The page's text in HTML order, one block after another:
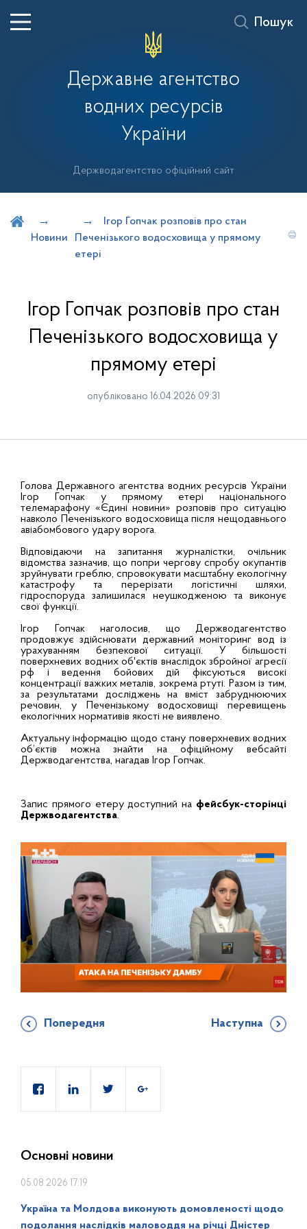
Державне агентство
водних ресурсів
України
Держводагентство офіційний сайт
Пошук
Новини
Ігор Гопчак розповів про стан
Печенізького водосховища у прямому
етері
Ігор Гопчак розповів про стан
Печенізького водосховища у
прямому етері
опубліковано 16.04.2026 09:31
Голова Державного агентства водних ресурсів України
Ігор Гопчак у прямому етері національного
телемарафону «Єдині новини» розповів про ситуацію
навколо Печенізького водосховища після нещодавнього
авіабомбового удару ворога.
Відповідаючи на запитання журналістки, очільник
відомства зазначив, що попри чергову спробу окупантів
зруйнувати греблю, спровокувати масштабну екологічну
катастрофу та перерізати логістичні шляхи,
гідроспоруда залишилася неушкодженою та виконує
свої функції.
Ігор Гопчак наголосив, що Держводагентство
продовжує здійснювати державний моніторинг вод із
урахуванням безпекової ситуації. У більшості
поверхневих водних об'єктів внаслідок збройної агресії
рф і ведення бойових дій фіксуються високі
концентрації важких металів, зокрема ртуті. Разом із тим,
за результатами досліджень на вміст забруднюючих
речовин, у Печенізькому водосховищі перевищень
екологічних нормативів якості не виявлено.
Актуальну інформацію щодо стану поверхневих водних
об’єктів можна знайти на офіційному вебсайті
Держводагентства, нагадав Ігор Гопчак.
Запис прямого етеру доступний на фейсбук-сторінці
Держводагентства.
Попередня Наступна
Основні новини
05.08.2026 17:19
Україна та Молдова виконують домовленості щодо
подолання наслідків маловоддя на річці Дністер